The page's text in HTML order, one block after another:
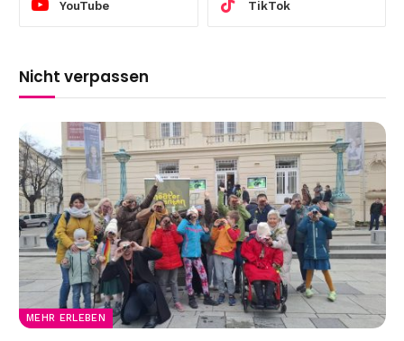
YouTube TikTok
Nicht verpassen
MEHR ERLEBEN